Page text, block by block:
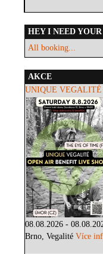
HEY I NEED
All booking...
AKCE
UNIQUE
08.08.2026 -
Brno, VegalitéVíce